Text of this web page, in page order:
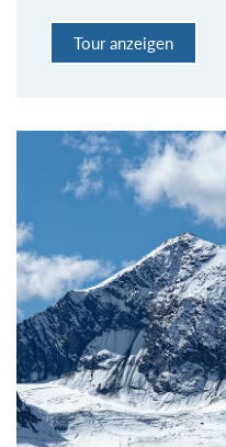
Tour anzeigen